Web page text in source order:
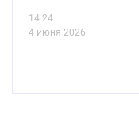
14.24
4 июня 2026